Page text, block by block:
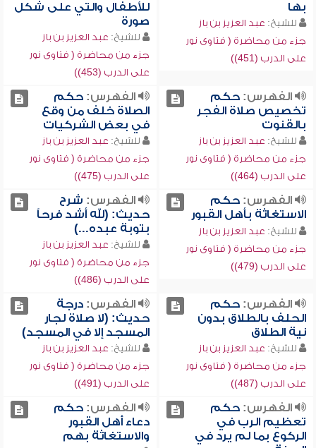
بها
للشيخ: عبد العزيز بن باز
جزء من محاضرة ( فتاوى نور
على الدرب (451))
للأطفال والتي على شكل
صورة
للشيخ: عبد العزيز بن باز
جزء من محاضرة ( فتاوى نور
على الدرب (453))
الفهرس:حكم
تخصيص صلاة الفجر
بالقنوت
للشيخ: عبد العزيز بن باز
جزء من محاضرة ( فتاوى نور
على الدرب (464))
الفهرس:حكم
الصلاة خلف من وقع
في بعض الشركيات
للشيخ: عبد العزيز بن باز
جزء من محاضرة ( فتاوى نور
على الدرب (475))
الفهرس:حكم
الاستغاثة بأهل القبور
للشيخ: عبد العزيز بن باز
جزء من محاضرة ( فتاوى نور
على الدرب (479))
الفهرس: شرح
حديث: (لله أشد فرحاً
بتوبة عبده...)
للشيخ: عبد العزيز بن باز
جزء من محاضرة ( فتاوى نور
على الدرب (486))
الفهرس:حكم
الحلف بالطلاق بدون
نية الطلاق
للشيخ: عبد العزيز بن باز
جزء من محاضرة ( فتاوى نور
على الدرب (487))
الفهرس:درجة
حديث: (لا صلاة لجار
المسجد إلا في المسجد)
للشيخ: عبد العزيز بن باز
جزء من محاضرة ( فتاوى نور
على الدرب (491))
الفهرس:حكم
تعظيم الرب في
الركوع بما لم يرد في
الفهرس:حكم
دعاء أهل القبور
والاستغاثة بهم